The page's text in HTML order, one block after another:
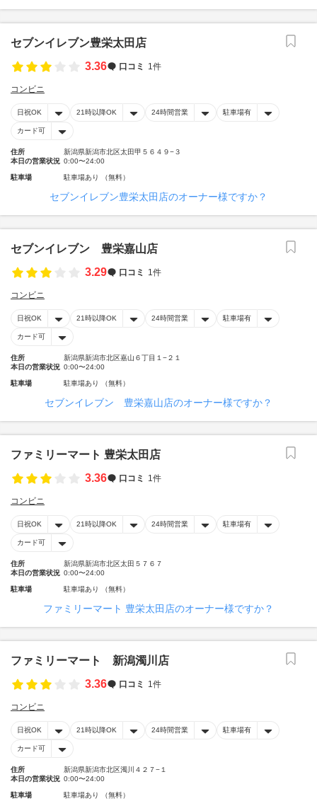
セブンイレブン豊栄太田店
3.36
口コミ 1件
コンビニ
日祝OK 21時以降OK 24時間営業 駐車場有
カード可
住所
新潟県新潟市北区太田甲５６４９−３
本日の営業状況 0:00〜24:00
駐車場 駐車場あり （無料）
セブンイレブン豊栄太田店のオーナー様ですか？
セブンイレブン 豊栄嘉山店
3.29
口コミ 1件
コンビニ
日祝OK 21時以降OK 24時間営業 駐車場有
カード可
住所
新潟県新潟市北区嘉山６丁目１−２１
本日の営業状況 0:00〜24:00
駐車場 駐車場あり （無料）
セブンイレブン 豊栄嘉山店のオーナー様ですか？
ファミリーマート 豊栄太田店
3.36
口コミ 1件
コンビニ
日祝OK 21時以降OK 24時間営業 駐車場有
カード可
住所
新潟県新潟市北区太田５７６７
本日の営業状況 0:00〜24:00
駐車場 駐車場あり （無料）
ファミリーマート 豊栄太田店のオーナー様ですか？
ファミリーマート 新潟濁川店
3.36
口コミ 1件
コンビニ
日祝OK 21時以降OK 24時間営業 駐車場有
カード可
住所
新潟県新潟市北区濁川４２７−１
本日の営業状況 0:00〜24:00
駐車場 駐車場あり （無料）